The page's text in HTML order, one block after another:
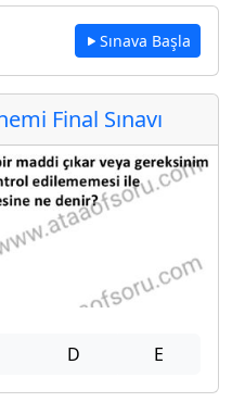
Sınava Başla
Final Sınavı
D E